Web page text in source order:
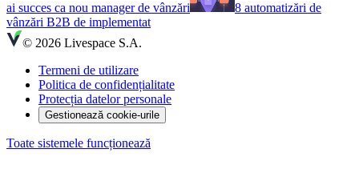
ai succes ca nou manager de vânzări
8 automatizări de
vânzări B2B de implementat
© 2026 Livespace S.A.
Termeni de utilizare
Politica de confidențialitate
Protecția datelor personale
Gestionează cookie-urile
Toate sistemele funcționează